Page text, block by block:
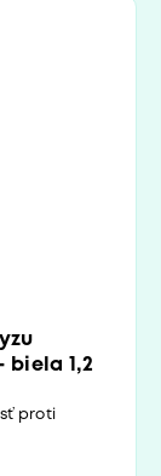
biela 1,2
proti